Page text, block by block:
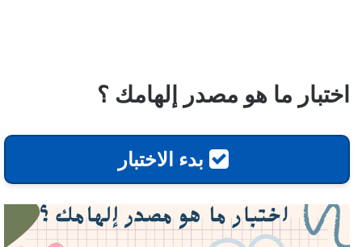
اختبار ما هو مصدر إلهامك ؟
بدء الاختبار